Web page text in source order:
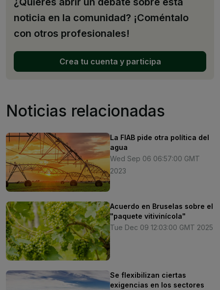
noticia en la comunidad? ¡Coméntalo
con otros profesionales!
Crea tu cuenta y participa
Noticias relacionadas
La FIAB pide otra política del
agua
Wed Sep 06 06:57:00 GMT
2023
Acuerdo en Bruselas sobre el
"paquete vitivinícola"
Tue Dec 09 12:03:00 GMT 2025
Se flexibilizan ciertas
exigencias en los sectores